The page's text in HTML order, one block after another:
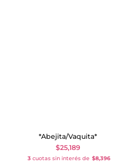
*Abejita/Vaquita*
$25,189
3 cuotas sin interés de $8,396